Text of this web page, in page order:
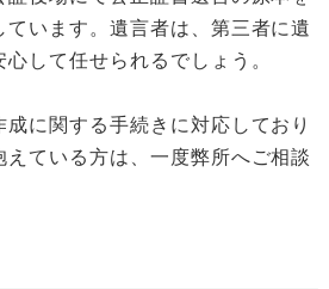
います。遺言者は、第三者に遺
して任せられるでしょう。
に関する手続きに対応しており
えている方は、一度弊所へご相談